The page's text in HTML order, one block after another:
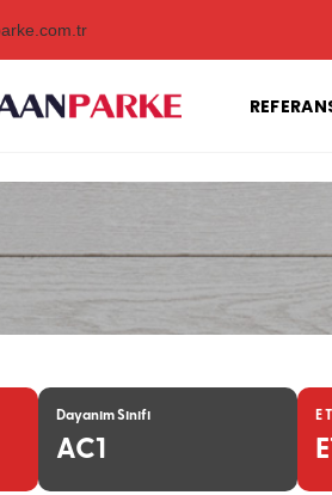
Dayanım Sınıfı
AC1
E